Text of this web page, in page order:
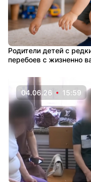
Родители детей с
перебоев с жизненно
04.06.26 15:59